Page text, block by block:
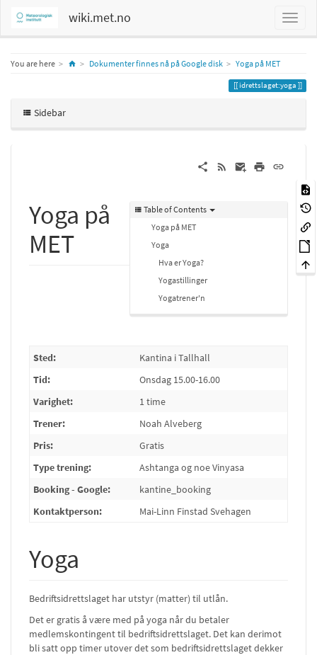
wiki.met.no
You are here HomeDokumenter finnes nå på Google disk Yoga på MET
idrettslaget:yoga
Sidebar
Table of Contents
Yoga på MET
Yoga
Hva er Yoga?
Yogastillinger
Yogatrener'n
Yoga på
MET
Sted:
Kantina i Tallhall
Tid:
Onsdag 15.00-16.00
Varighet:
1 time
Trener:
Noah Alveberg
Pris:
Gratis
Type trening:
Ashtanga og noe Vinyasa
Booking - Google:
kantine_booking
Kontaktperson:
Mai-Linn Finstad Svehagen
Yoga
Bedriftsidrettslaget har utstyr (matter) til utlån.
Det er gratis å være med på yoga når du betaler
medlemskontingent til bedriftsidrettslaget. Det kan derimot
bli satt opp timer utover det som bedriftsidrettslaget dekker